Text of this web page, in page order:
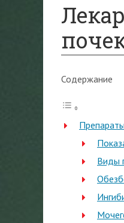
Содержание
Виды